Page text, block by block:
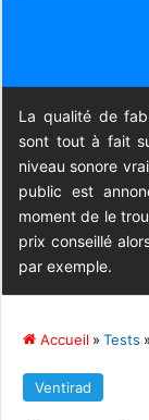
La qualité de
sont tout à fait
niveau sonore
public est
moment de le
prix conseillé
par exemple.
Accueil » Tests »
Ventirad